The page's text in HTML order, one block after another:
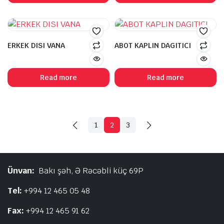
ERKEK DISI VANA
Read more
ABOT KAPLIN DAGITICI
Read more
1 2 3
Ünvan: Bakı şəh, Ə Rəcəbli küç 69P
Tel: +994 12 465 05 48
Fax: +994 12 465 91 62